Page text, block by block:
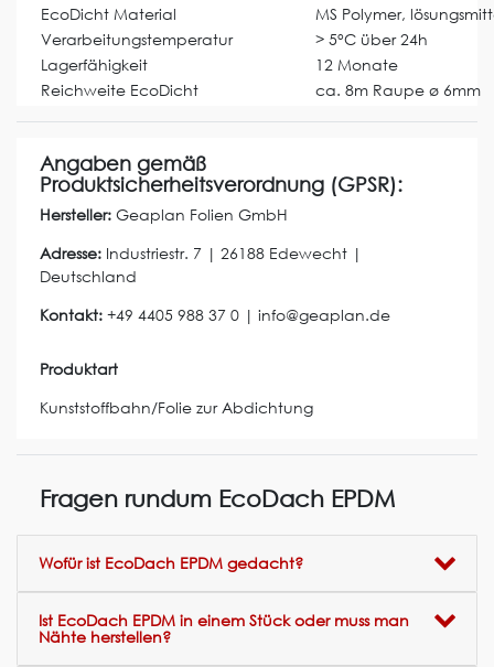
EcoDicht Material
MS Polymer,
Verarbeitungstemperatur
> 5°C über 24h
Lagerfähigkeit
12 Monate
Reichweite EcoDicht
ca. 8m Raupe ø 6mm
Angaben gemäß
Produktsicherheitsverordnung (GPSR):
Hersteller: Geaplan Folien GmbH
Adresse: Industriestr. 7 | 26188 Edewecht |
Deutschland
Kontakt: +49 4405 988 37 0 | info@geaplan.de
Produktart
Kunststoffbahn/Folie zur Abdichtung
Fragen rundum EcoDach EPDM
Wofür ist EcoDach EPDM gedacht?
Ist EcoDach EPDM in einem Stück oder muss man
Nähte herstellen?